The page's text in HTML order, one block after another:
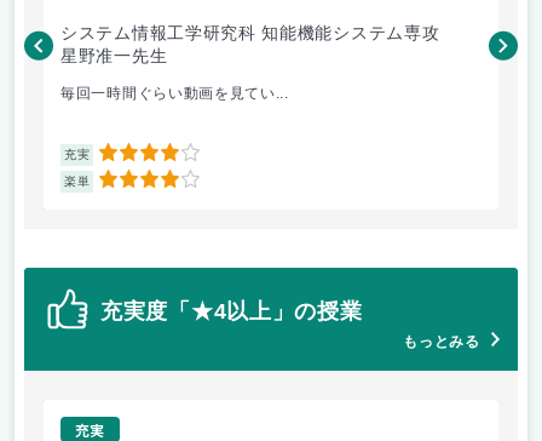
システム情報工学研究科 知能機能システム専攻
星野准一先生
毎回一時間ぐらい動画を見てい...
充実 4
楽単 4
士
星
充実度「★4以上」の授業
もっとみる
充実